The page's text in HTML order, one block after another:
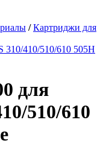
/ Картриджи для
для
510/610